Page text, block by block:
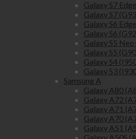
Galaxy S7
Galaxy S7
Galaxy S6
Galaxy S6
Galaxy S5
Galaxy S5
Galaxy S4
Galaxy S3
Samsung A
Galaxy A80
Galaxy A72
Galaxy A71
Galaxy A70
Galaxy A51